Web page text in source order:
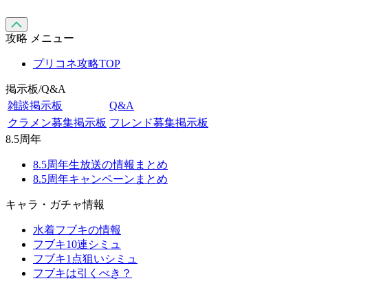
攻略 メニュー
プリコネ攻略TOP
掲示板/Q&A
雑談掲示板
Q&A
クラメン募集掲示板 フレンド募集掲示板
8.5周年
8.5周年生放送の情報まとめ
8.5周年キャンペーンまとめ
キャラ・ガチャ情報
水着フブキの情報
フブキ10連シミュ
フブキ1点狙いシミュ
フブキは引くべき？